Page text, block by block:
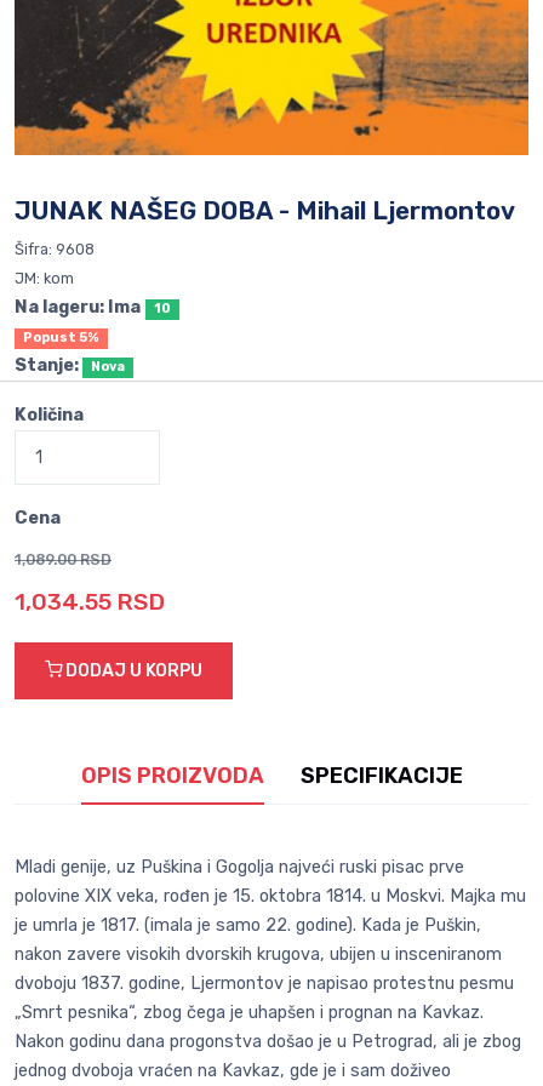
JUNAK NAŠEG DOBA - Mihail Ljermontov
Šifra: 9608
JM: kom
Na lageru: Ima
10
Popust 5%
Stanje: Nova
Količina
Cena
1,089.00 RSD
1,034.55 RSD
DODAJ U KORPU
OPIS PROIZVODA SPECIFIKACIJE
Mladi genije, uz Puškina i Gogolja najveći ruski pisac prve
polovine XIX veka, rođen je 15. oktobra 1814. u Moskvi. Majka mu
je umrla je 1817. (imala je samo 22. godine). Kada je Puškin,
nakon zavere visokih dvorskih krugova, ubijen u insceniranom
dvoboju 1837. godine, Ljermontov je napisao protestnu pesmu
„Smrt pesnika“, zbog čega je uhapšen i prognan na Kavkaz.
Nakon godinu dana progonstva došao je u Petrograd, ali je zbog
jednog dvoboja vraćen na Kavkaz, gde je i sam doživeo